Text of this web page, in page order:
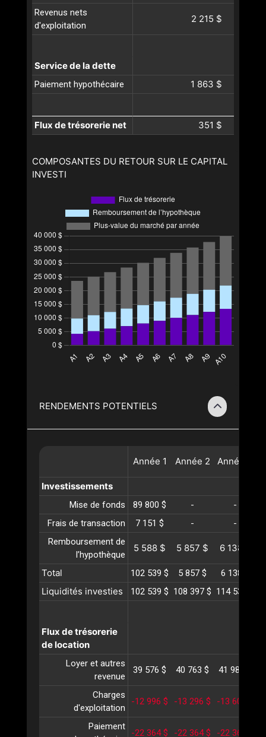
Revenus nets
d'exploitation
2 215 $
Service de la dette
Paiement hypothécaire 1 863 $
Flux de trésorerie net 351 $
COMPOSANTES DU RETOUR SUR LE CAPITAL
INVESTI
RENDEMENTS POTENTIELS
Année 1 Année 2 Année
Investissements
Mise de fonds 89 800 $ -
-
Frais de transaction
7 151 $ -
-
Remboursement de
l’hypothèque
5 588 $ 5 857 $ 6 138 $
Total 102 539 $ 5 857 $ 6 138 $
Liquidités investies 102 539 $ 108 397 $ 114 536 $
Flux de trésorerie
de location
Loyer et autres
revenue
39 576 $ 40 763 $ 41 986 $
Charges
d'exploitation
-12 996 $ -13 296 $ -13 604 $
Paiement
-22 364 $ -22 364 $ -22 364 $